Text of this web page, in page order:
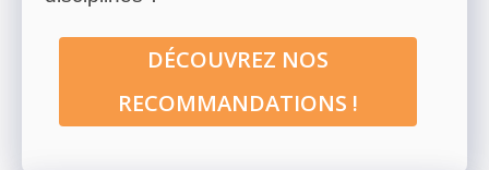
DÉCOUVREZ NOS
RECOMMANDATIONS !